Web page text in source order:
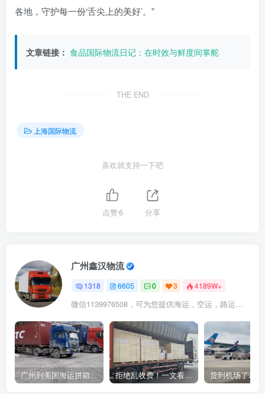
各地，守护每一份‘舌尖上的美好’。”
文章链接： 食品国际物流日记：在时效与鲜度间掌舵
THE END
上海国际物流
喜欢就支持一下吧
点赞6 分享
广州鑫汉物流
1318 6605 0 3 4189W+
微信1139976508，可为您提供海运，空运，路运，铁路运输
广州到美国海运拼箱多少钱？2024年最新运费构成+隐藏费用避坑指南 拒绝乱收费！一文看懂中国货代计费套路，教你避开所有隐形坑